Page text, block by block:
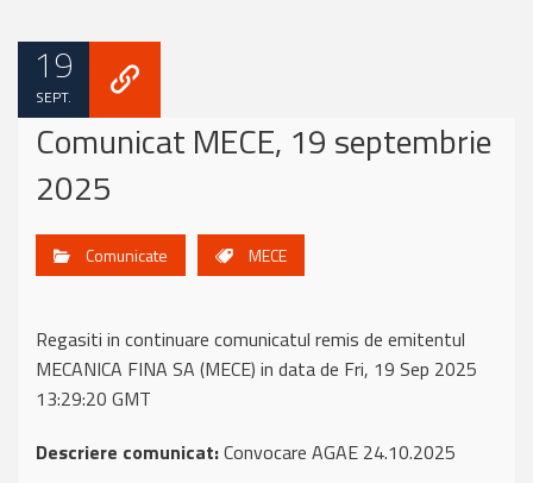
19
SEPT.
Comunicat MECE, 19 septembrie
2025
Comunicate MECE
Regasiti in continuare comunicatul remis de emitentul
MECANICA FINA SA (MECE) in data de Fri, 19 Sep 2025
13:29:20 GMT
Descriere comunicat:Convocare AGAE 24.10.2025